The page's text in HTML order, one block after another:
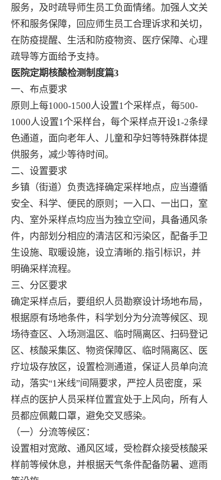
服务，及时疏导师生员工负面情绪。加强人文关
怀和服务保障，回应师生员工合理诉求和关切，
在防疫提醒、生活和防疫物资、医疗保障、心理
疏导等方面给予支持。
医院定期核酸检测制度篇3
一、布点要求
原则上每1000-1500人设置1个采样点，每500-
1000人设置1个采样台，每个采样点开设1-2条绿
色通道，面向老年人、儿童和孕妇等特殊群体提
供服务，减少等待时间。
二、设置要求
乡镇（街道）负责选择确定采样地点，应当遵循
安全、科学、便民的原则；一入口、一出口，室
内、室外采样点均应当为独立空间，具备通风条
件，内部划分相应的清洁区和污染区，配备手卫
生设施、取暖设施，设立清晰的.指引标识，并
明确采样流程。
三、分区要求
确定采样点后，要组织人员勘察设计场地布局，
根据原有场地条件，科学划分为分流等候区、现
场待查区、入场测温区、临时隔离区、扫码登记
区、核酸采集区、物资保障区、临时隔离区、医
疗垃圾存放区，设置检测通道，保证人员单向流
动，落实“1米线”间隔要求，严控人员密度，采
样点的医护人员采样位置宜处于上风向，所有人
员都应佩戴口罩，避免交叉感染。
（一）分流等候区：
设置相对宽敞、通风区域，受检群众接受核酸采
样前等候休息，并根据天气条件配备防暑、遮雨